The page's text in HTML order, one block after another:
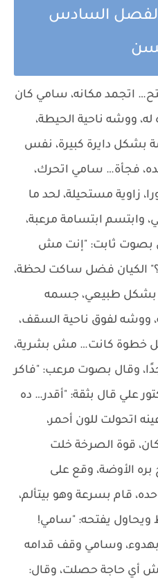
الفصل السادس
اتجمد مكانه، سامي كان
ووشه ناحية الحيطة،
بشكل دايرة كبيرة، نفس
فجأة… سامي اتحرك،
زاوية مستحيلة، لحد ما
وابتسم ابتسامة مرعبة،
بصوت ثابت: "إنت مش
الكيان فضل ساكت لحظة،
بشكل طبيعي، جسمه
ووشه لفوق ناحية السقف،
كل خطوة كانت… مش بشرية،
وقال بصوت مرعب: "فاكر
علي قال بثقة: "أقدر… ده
اتحولت للون أحمر،
قوة الصرخة خلت
بره الأوضة، وقع على
قام بسرعة وهو بيتألم،
يفتحه: "سامي!
وسامي وقف قدامه
أي حاجة حصلت، وقال: